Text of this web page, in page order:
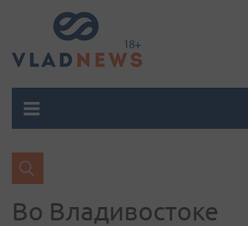
Во Владивостоке